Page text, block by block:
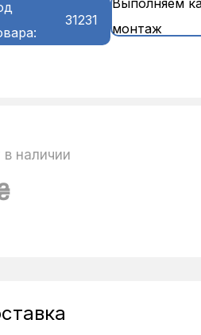
31231
монтаж
в наличии